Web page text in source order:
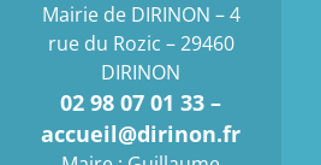
Mairie de DIRINON – 4
rue du Rozic – 29460
DIRINON
02 98 07 01 33 –
accueil@dirinon.fr